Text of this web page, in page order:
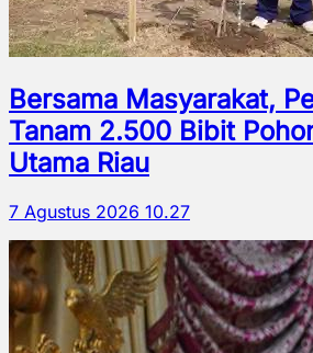
Bersama Masyarakat,
Tanam 2.500 Bibit
Utama Riau
7 Agustus 2026 10.27